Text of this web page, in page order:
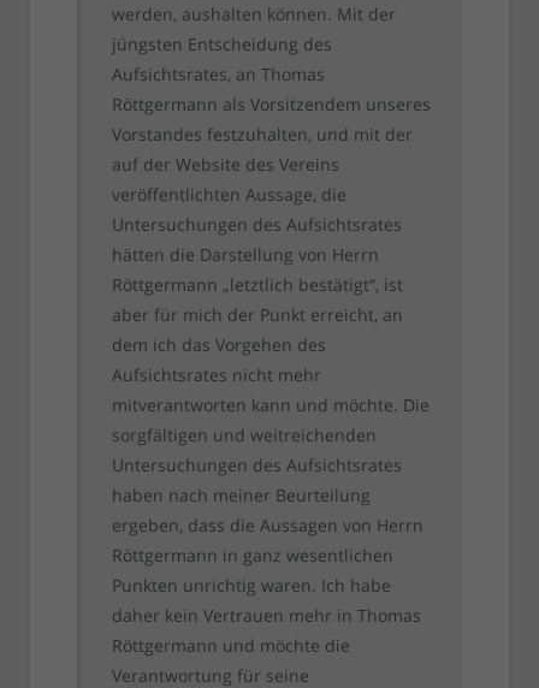
werden, aushalten können. Mit der
jüngsten Entscheidung des
Aufsichtsrates, an Thomas
Röttgermann als Vorsitzendem unseres
Vorstandes festzuhalten, und mit der
auf der Website des Vereins
veröffentlichten Aussage, die
Untersuchungen des Aufsichtsrates
hätten die Darstellung von Herrn
Röttgermann „letztlich bestätigt“, ist
aber für mich der Punkt erreicht, an
dem ich das Vorgehen des
Aufsichtsrates nicht mehr
mitverantworten kann und möchte. Die
sorgfältigen und weitreichenden
Untersuchungen des Aufsichtsrates
haben nach meiner Beurteilung
ergeben, dass die Aussagen von Herrn
Röttgermann in ganz wesentlichen
Punkten unrichtig waren. Ich habe
daher kein Vertrauen mehr in Thomas
Röttgermann und möchte die
Verantwortung für seine